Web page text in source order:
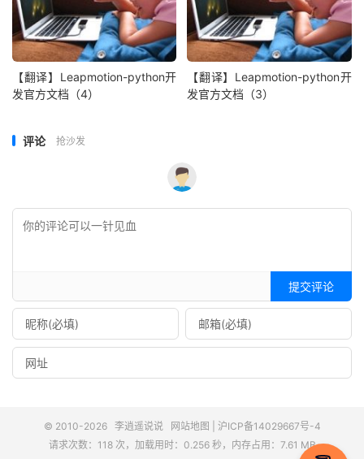
【翻译】Leapmotion-python开
发官方文档（4）
【翻译】Leapmotion-python开
发官方文档（3）
评论 抢沙发
提交评论
© 2010-2026 李逍遥说说 网站地图
沪ICP备14029667号-4
请求次数：118 次，加载用时：0.256 秒，内存占用：7.61 MB